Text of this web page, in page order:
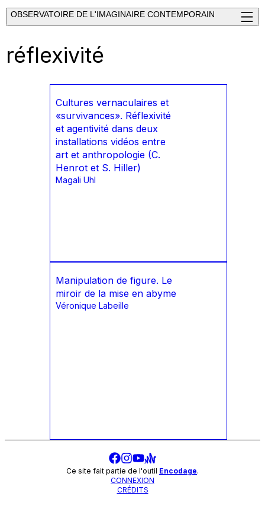
OBSERVATOIRE DE L'IMAGINAIRE CONTEMPORAIN
réflexivité
Cultures vernaculaires et
«survivances». Réflexivité
et agentivité dans deux
installations vidéos entre
art et anthropologie (C.
Henrot et S. Hiller)
Magali Uhl
Manipulation de figure. Le
miroir de la mise en abyme
Véronique Labeille
Ce site fait partie de l'outil Encodage.
CONNEXION
CRÉDITS